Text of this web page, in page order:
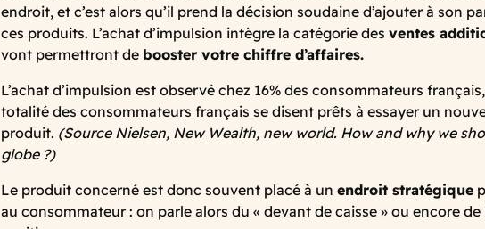
endroit, et c’est alors qu’il prend la décision soudaine d’ajouter à son
ces produits. L’achat d’impulsion intègre la catégorie des ventes
vont permettront de booster votre chiffre d’affaires.
L’achat d’impulsion est observé chez 16% des consommateurs
totalité des consommateurs français se disent prêts à essayer un
produit. (Source Nielsen, New Wealth, new world. How and why we
globe ?)
Le produit concerné est donc souvent placé à un endroit stratégique
au consommateur : on parle alors du « devant de caisse » ou encore de